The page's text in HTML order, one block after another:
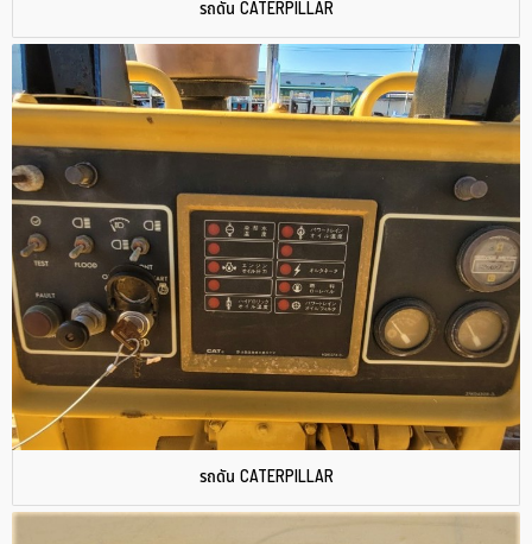
รถดัน CATERPILLAR
รถดัน CATERPILLAR